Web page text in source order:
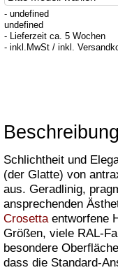
- undefined
undefined
- Lieferzeit ca. 5 Wochen
- inkl.MwSt / inkl.
Beschreibung
Schlichtheit und
(der Glatte) von
aus. Geradlinig,
ansprechenden
Crosettaentworfene
Größen, viele RAL-
besondere
dass die Standard-